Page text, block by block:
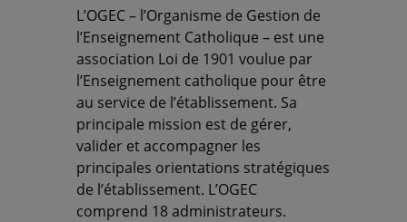
L’OGEC – l’Organisme de Gestion de
l’Enseignement Catholique – est une
association Loi de 1901 voulue par
l’Enseignement catholique pour être
au service de l’établissement. Sa
principale mission est de gérer,
valider et accompagner les
principales orientations stratégiques
de l’établissement. L’OGEC
comprend 18 administrateurs.